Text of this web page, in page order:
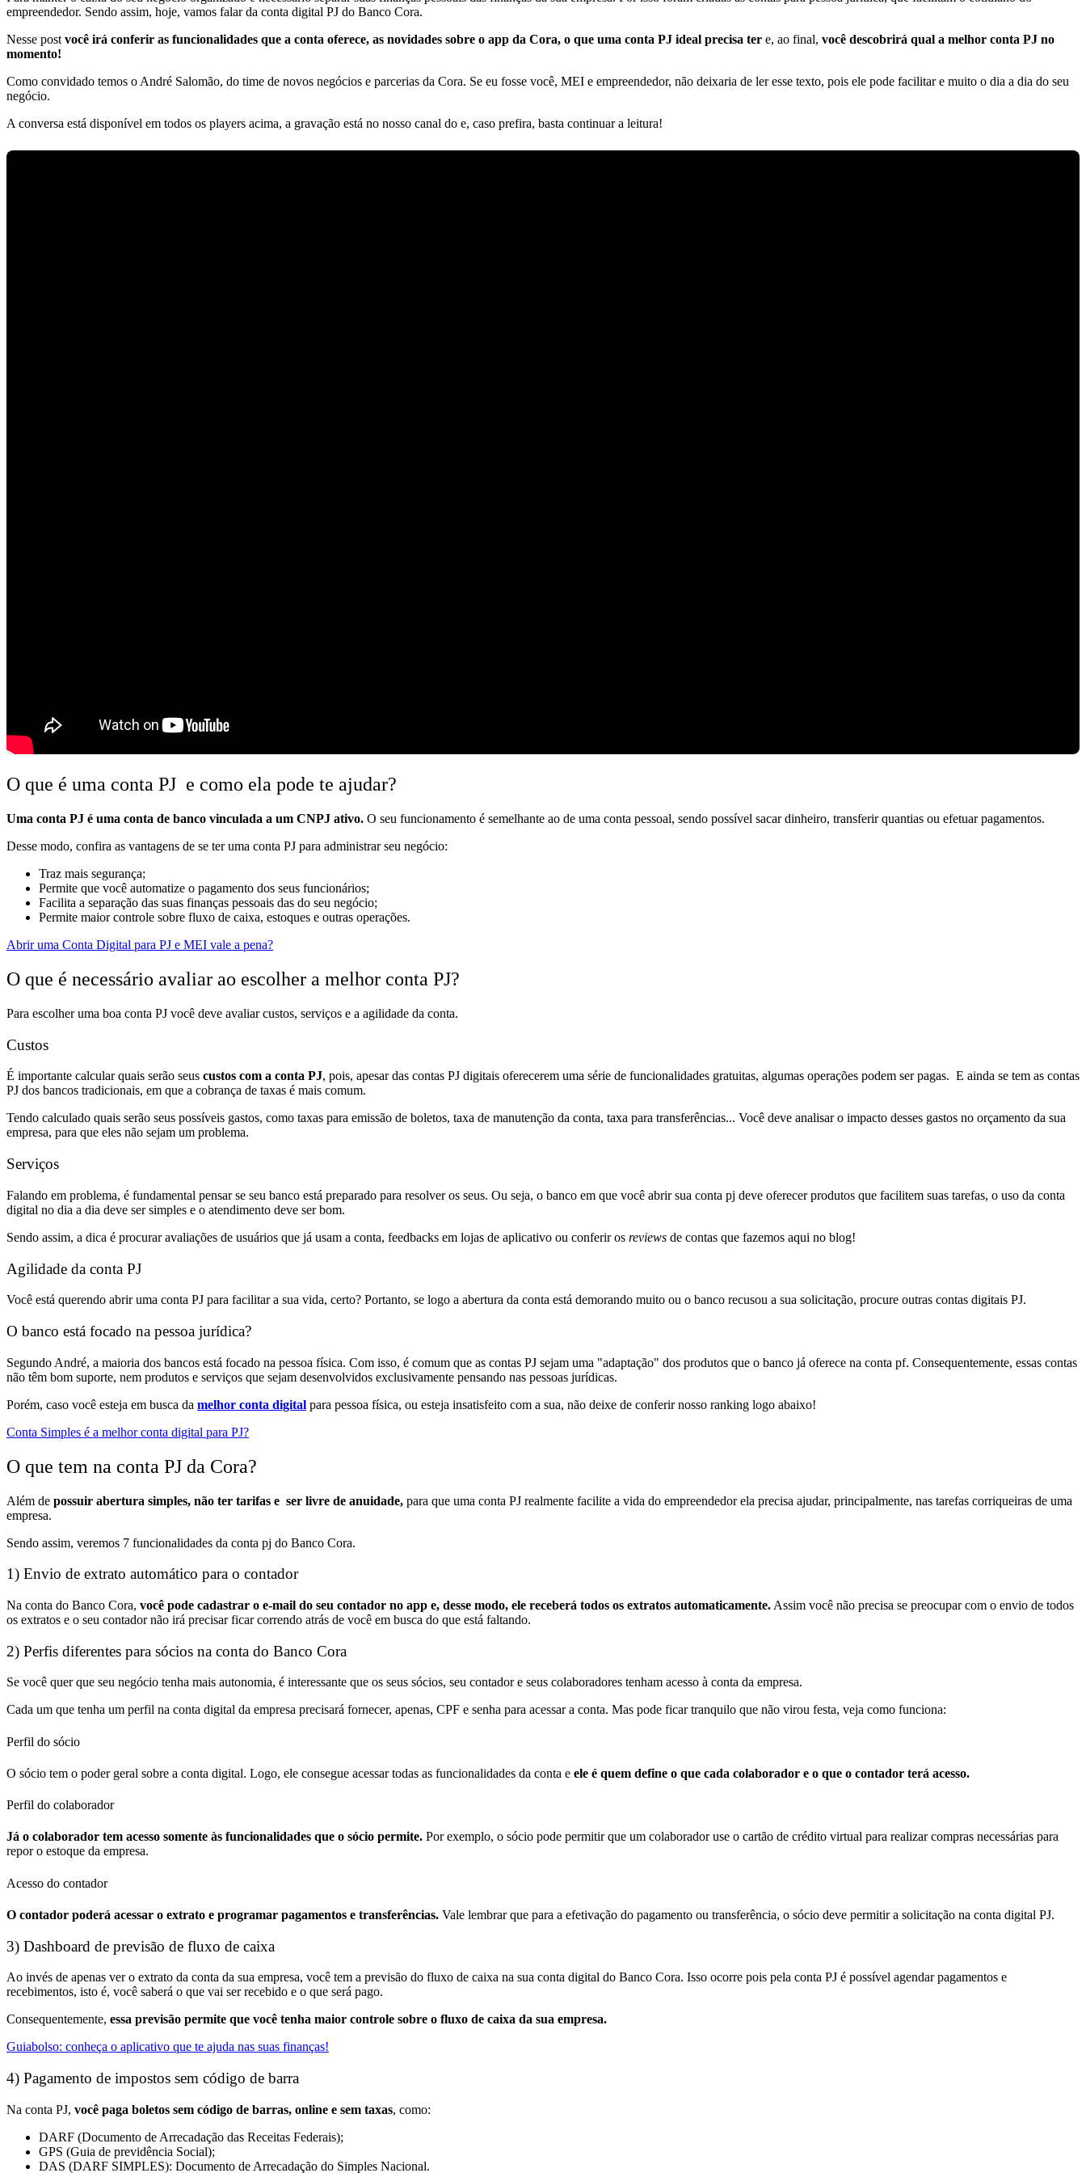
empreendedor. Sendo assim, hoje, vamos falar da conta digital PJ do Banco Cora.
Nesse post você irá conferir as funcionalidades que a conta oferece, as novidades sobre o app da Cora, o que uma conta PJ ideal precisa ter e, ao final, você descobrirá qual a melhor conta PJ no
momento!
Como convidado temos o André Salomão, do time de novos negócios e parcerias da Cora. Se eu fosse você, MEI e empreendedor, não deixaria de ler esse texto, pois ele pode facilitar e muito o dia a dia do seu
negócio.
A conversa está disponível em todos os players acima, a gravação está no nosso canal do e, caso prefira, basta continuar a leitura!
O que é uma conta PJ e como ela pode te ajudar?
Uma conta PJ é uma conta de banco vinculada a um CNPJ ativo. O seu funcionamento é semelhante ao de uma conta pessoal, sendo possível sacar dinheiro, transferir quantias ou efetuar pagamentos.
Desse modo, confira as vantagens de se ter uma conta PJ para administrar seu negócio:
Traz mais segurança;
Permite que você automatize o pagamento dos seus funcionários;
Facilita a separação das suas finanças pessoais das do seu negócio;
Permite maior controle sobre fluxo de caixa, estoques e outras operações.
Abrir uma Conta Digital para PJ e MEI vale a pena?
O que é necessário avaliar ao escolher a melhor conta PJ?
Para escolher uma boa conta PJ você deve avaliar custos, serviços e a agilidade da conta.
Custos
É importante calcular quais serão seus custos com a conta PJ, pois, apesar das contas PJ digitais oferecerem uma série de funcionalidades gratuitas, algumas operações podem ser pagas. E ainda se tem as contas
PJ dos bancos tradicionais, em que a cobrança de taxas é mais comum.
Tendo calculado quais serão seus possíveis gastos, como taxas para emissão de boletos, taxa de manutenção da conta, taxa para transferências... Você deve analisar o impacto desses gastos no orçamento da sua
empresa, para que eles não sejam um problema.
Serviços
Falando em problema, é fundamental pensar se seu banco está preparado para resolver os seus. Ou seja, o banco em que você abrir sua conta pj deve oferecer produtos que facilitem suas tarefas, o uso da conta
digital no dia a dia deve ser simples e o atendimento deve ser bom.
Sendo assim, a dica é procurar avaliações de usuários que já usam a conta, feedbacks em lojas de aplicativo ou conferir os reviews de contas que fazemos aqui no blog!
Agilidade da conta PJ
Você está querendo abrir uma conta PJ para facilitar a sua vida, certo? Portanto, se logo a abertura da conta está demorando muito ou o banco recusou a sua solicitação, procure outras contas digitais PJ.
O banco está focado na pessoa jurídica?
Segundo André, a maioria dos bancos está focado na pessoa física. Com isso, é comum que as contas PJ sejam uma "adaptação" dos produtos que o banco já oferece na conta pf. Consequentemente, essas contas
não têm bom suporte, nem produtos e serviços que sejam desenvolvidos exclusivamente pensando nas pessoas jurídicas.
Porém, caso você esteja em busca da melhor conta digital para pessoa física, ou esteja insatisfeito com a sua, não deixe de conferir nosso ranking logo abaixo!
Conta Simples é a melhor conta digital para PJ?
O que tem na conta PJ da Cora?
Além de possuir abertura simples, não ter tarifas e ser livre de anuidade, para que uma conta PJ realmente facilite a vida do empreendedor ela precisa ajudar, principalmente, nas tarefas corriqueiras de uma
empresa.
Sendo assim, veremos 7 funcionalidades da conta pj do Banco Cora.
1) Envio de extrato automático para o contador
Na conta do Banco Cora, você pode cadastrar o e-mail do seu contador no app e, desse modo, ele receberá todos os extratos automaticamente. Assim você não precisa se preocupar com o envio de todos
os extratos e o seu contador não irá precisar ficar correndo atrás de você em busca do que está faltando.
2) Perfis diferentes para sócios na conta do Banco Cora
Se você quer que seu negócio tenha mais autonomia, é interessante que os seus sócios, seu contador e seus colaboradores tenham acesso à conta da empresa.
Cada um que tenha um perfil na conta digital da empresa precisará fornecer, apenas, CPF e senha para acessar a conta. Mas pode ficar tranquilo que não virou festa, veja como funciona:
Perfil do sócio
O sócio tem o poder geral sobre a conta digital. Logo, ele consegue acessar todas as funcionalidades da conta e ele é quem define o que cada colaborador e o que o contador terá acesso.
Perfil do colaborador
Já o colaborador tem acesso somente às funcionalidades que o sócio permite. Por exemplo, o sócio pode permitir que um colaborador use o cartão de crédito virtual para realizar compras necessárias para
repor o estoque da empresa.
Acesso do contador
O contador poderá acessar o extrato e programar pagamentos e transferências. Vale lembrar que para a efetivação do pagamento ou transferência, o sócio deve permitir a solicitação na conta digital PJ.
3) Dashboard de previsão de fluxo de caixa
Ao invés de apenas ver o extrato da conta da sua empresa, você tem a previsão do fluxo de caixa na sua conta digital do Banco Cora. Isso ocorre pois pela conta PJ é possível agendar pagamentos e
recebimentos, isto é, você saberá o que vai ser recebido e o que será pago.
Consequentemente, essa previsão permite que você tenha maior controle sobre o fluxo de caixa da sua empresa.
Guiabolso: conheça o aplicativo que te ajuda nas suas finanças!
4) Pagamento de impostos sem código de barra
Na conta PJ, você paga boletos sem código de barras, online e sem taxas, como:
DARF (Documento de Arrecadação das Receitas Federais);
GPS (Guia de previdência Social);
DAS (DARF SIMPLES): Documento de Arrecadação do Simples Nacional.